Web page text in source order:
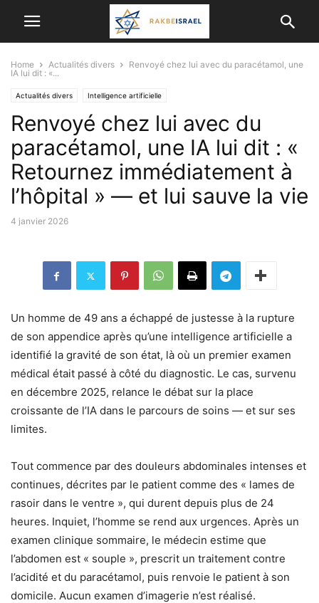
Home Actualités divers
Renvoyé chez lui avec du paracétamol, une
IA lui dit : «...
Actualités divers Intelligence artificielle
Renvoyé chez lui avec du
paracétamol, une IA lui dit : «
Retournez immédiatement à
l’hôpital » — et lui sauve la vie
4 janvier 2026
Un homme de 49 ans a échappé de justesse à la rupture
de son appendice après qu’une intelligence artificielle a
identifié la gravité de son état, là où un premier examen
médical était passé à côté du diagnostic. Le cas, survenu
en décembre 2025, relance le débat sur la place
croissante de l’IA dans le parcours de soins — et sur ses
limites.
Tout commence par des douleurs abdominales intenses et
continues, décrites par le patient comme des « lames de
rasoir dans le ventre », qui durent depuis plus de 24
heures. Inquiet, l’homme se rend aux urgences. Après un
examen clinique sommaire, le médecin estime que
l’abdomen est « souple », prescrit un traitement contre
l’acidité et du paracétamol, puis renvoie le patient à son
domicile. Aucun examen d’imagerie n’est réalisé.